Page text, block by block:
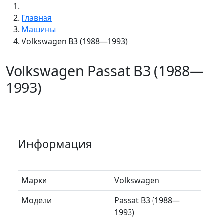
Главная
Машины
Volkswagen B3 (1988—1993)
Volkswagen Passat B3 (1988—
1993)
Информация
Марки
Volkswagen
Модели
Passat B3 (1988—
1993)